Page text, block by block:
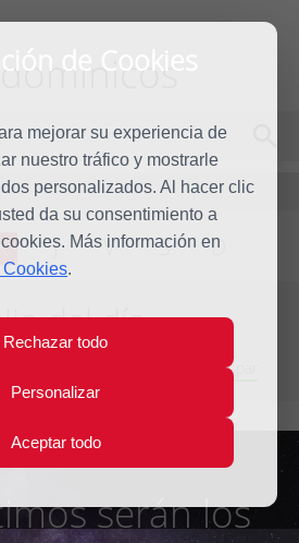
de Cookies
mejorar su experiencia de
nuestro tráfico y mostrarle
personalizados. Al hacer clic
da su consentimiento a
Más información en
Cookies.
Rechazar todo
Personalizar
Aceptar todo
dominicos
J V S D
del día
del Tiempo Ordinario - Año Impar
serán los